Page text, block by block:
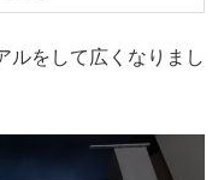
ルをして広くなりまし